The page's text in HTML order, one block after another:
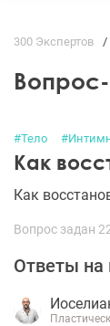
300 Экспертов
#Тело
Как
Как
Вопрос задан
Ответы на